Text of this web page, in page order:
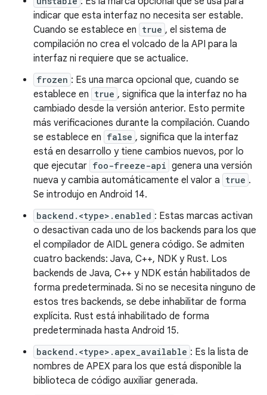
indicar que esta interfaz no necesita ser estable.
Cuando se establece en true , el sistema de
compilación no crea el volcado de la API para la
interfaz ni requiere que se actualice.
frozen : Es una marca opcional que, cuando se
establece en true , significa que la interfaz no ha
cambiado desde la versión anterior. Esto permite
más verificaciones durante la compilación. Cuando
se establece en false , significa que la interfaz
está en desarrollo y tiene cambios nuevos, por lo
que ejecutar foo-freeze-api genera una versión
nueva y cambia automáticamente el valor a true .
Se introdujo en Android 14.
backend.<type>.enabled : Estas marcas activan
o desactivan cada uno de los backends para los que
el compilador de AIDL genera código. Se admiten
cuatro backends: Java, C++, NDK y Rust. Los
backends de Java, C++ y NDK están habilitados de
forma predeterminada. Si no se necesita ninguno de
estos tres backends, se debe inhabilitar de forma
explícita. Rust está inhabilitado de forma
predeterminada hasta Android 15.
backend.<type>.apex_available : Es la lista de
nombres de APEX para los que está disponible la
biblioteca de código auxiliar generada.